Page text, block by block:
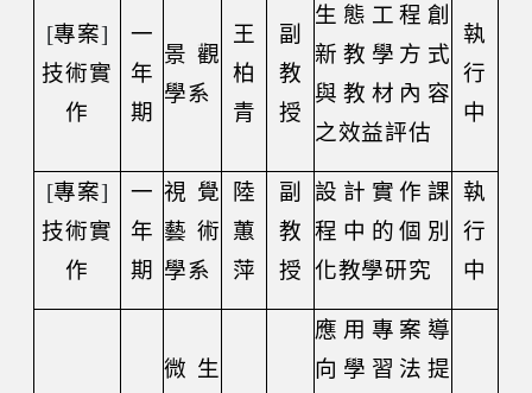
[專案]
技術實
作
一
年
期
景觀
學系
王
柏
青
副
教
授
生態工程創
新教學方式
與教材內容
之效益評估
執
行
中
[專案]
技術實
作
一
年
期
視覺
藝術
學系
陸
蕙
萍
副
教
授
設計實作課
程中的個別
化教學研究
執
行
中
微生
應用專案導
向學習法提